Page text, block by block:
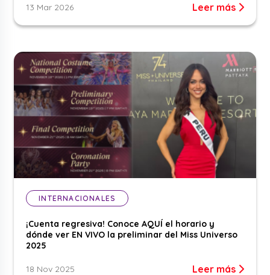
13 Mar 2026 Leer más
INTERNACIONALES
¡Cuenta regresiva! Conoce AQUÍ el horario y
dónde ver EN VIVO la preliminar del Miss Universo
2025
18 Nov 2025 Leer más